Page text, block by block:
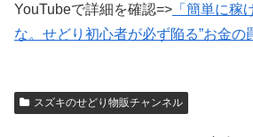
YouTubeで詳細を確認=> 「簡単に稼
な。せどり初心者が必ず陥る”お金の
スズキのせどり物販チャンネル